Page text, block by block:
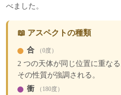
べました。
📖 アスペクトの種類
合 （0度）
2 つの天体が同じ位置に重な
その性質が強調される。
衝
（180度）